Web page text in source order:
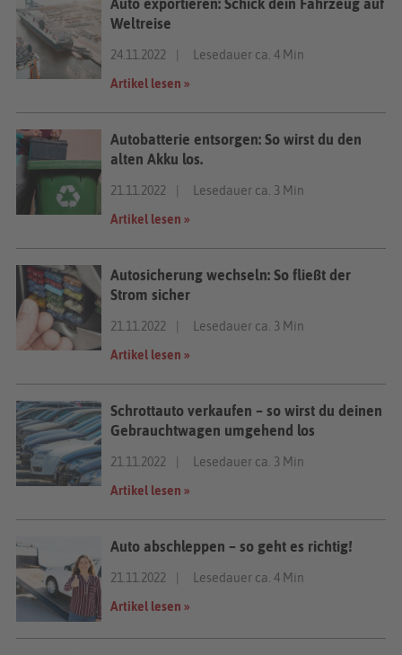
Weltreise
24.11.2022
Lesedauer ca. 4 Min
Artikel lesen »
Autobatterie entsorgen: So wirst du den
alten Akku los.
21.11.2022
Lesedauer ca. 3 Min
Artikel lesen »
Autosicherung wechseln: So fließt der
Strom sicher
21.11.2022
Lesedauer ca. 3 Min
Artikel lesen »
Schrottauto verkaufen – so wirst du deinen
Gebrauchtwagen umgehend los
21.11.2022
Lesedauer ca. 3 Min
Artikel lesen »
Auto abschleppen – so geht es richtig!
21.11.2022
Lesedauer ca. 4 Min
Artikel lesen »